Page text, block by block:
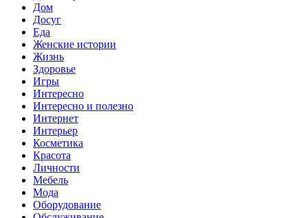
Дом
Досуг
Еда
Женские истории
Жизнь
Здоровье
Игры
Интересно
Интересно и полезно
Интернет
Интерьер
Косметика
Красота
Личности
Мебель
Мода
Оборудование